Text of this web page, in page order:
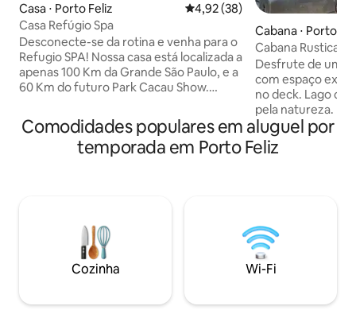
Casa ⋅ Porto Feliz 4,92 de uma avaliação média
4,92 (38)
Casa Refúgio Spa
Desconecte-se da rotina e venha para o
Refugio SPA! Nossa casa está localizada a
apenas 100 Km da Grande São Paulo, e a
60 Km do futuro Park Cacau Show.
vinícolas, cachaçaria e queijarias. A Casa
Fica em um Bairro muito tranquilo e
seguro, com câmeras e alarme de
completa. Pode trazer o seu amigo Pet!
Cabana ⋅ Porto
Cabana Rustica Ofurô, piscina e lago
Privacidade.
Desfrute de um
com espaço
no deck. Lago
pela natureza.
enquanto
Cozinha
aconchegante e
ambiente. Com
de som e uma
cenário ideal para
Comodidades populares em aluguel por
temporada em Porto Feliz
Cozinha Wi-Fi